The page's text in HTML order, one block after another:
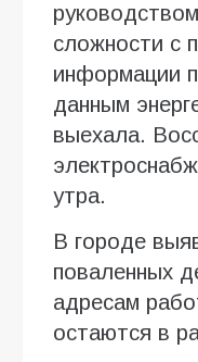
сложности с
информации
данным
выехала.
утра.
В городе
поваленных
адресам
остаются в